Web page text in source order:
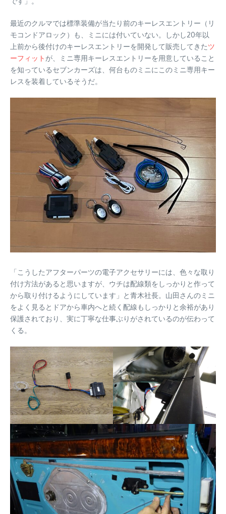
最近のクルマでは標準装備が当たり前のキーレスエントリー（リ
モコンドアロック）も、ミニには付いていない。しかし20年以
上前から後付けのキーレスエントリーを開発して販売してきたツ
ーフィット が、ミニ専用キーレスエントリーを用意していること
を知っているセブンカーズは、何台ものミニにこのミニ専用キー
レスを装着しているそうだ。
「こうしたアフターパーツの電子アクセサリーには、色々な取り
付け方法があると思いますが、ウチは配線類をしっかりと作って
から取り付けるようにしています」と青木社長。山田さんのミニ
をよく見るとドアから車内へと続く配線もしっかりと余裕があり
保護されており、実に丁寧な仕事ぶりがされているのが伝わって
くる。